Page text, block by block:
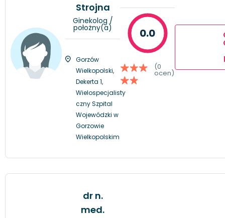
Strojna
Ginekolog /
położny(a)
Gorzów
Wielkopolski,
Dekerta 1,
Wielospecjalisty
czny Szpital
Wojewódzki w
Gorzowie
Wielkopolskim
0.0
(0
ocen)
dr n.
med.